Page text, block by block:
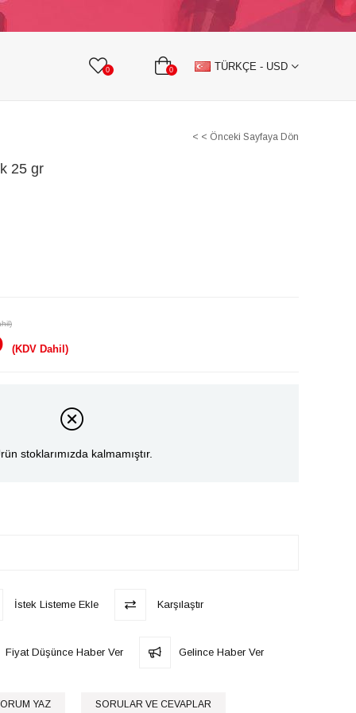
0 0 TÜRKÇE - USD
TAŞLI TEKSTİL AKSESUARLARI
< < Önceki Sayfaya Dön
25 gr
(KDV Dahil)
stoklarımızda kalmamıştır.
İstek Listeme Ekle Karşılaştır
Fiyat Düşünce Haber Ver Gelince Haber Ver
YAZ SORULAR VE CEVAPLAR